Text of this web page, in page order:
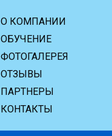
О КОМПАНИИ
ОБУЧЕНИЕ
ФОТОГАЛЕРЕЯ
ОТЗЫВЫ
ПАРТНЕРЫ
КОНТАКТЫ